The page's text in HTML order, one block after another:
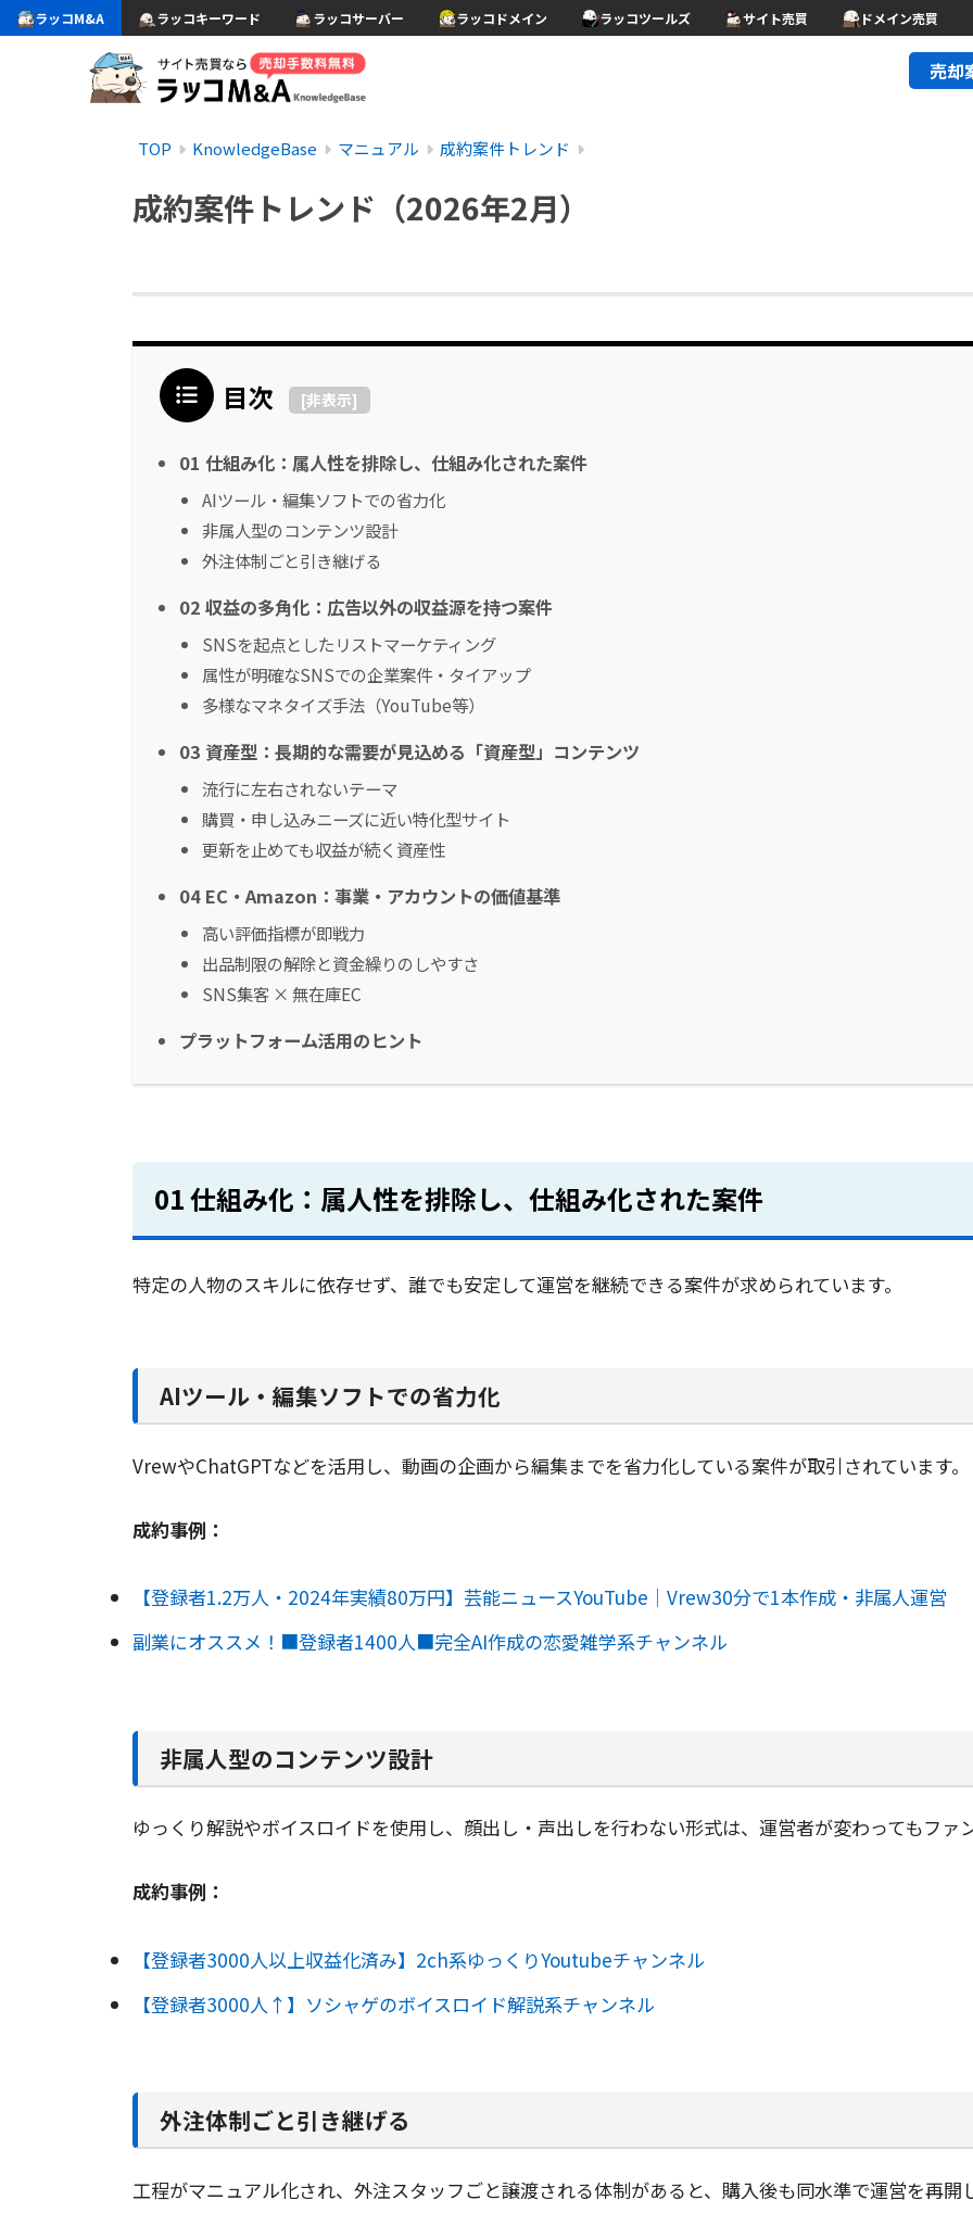
ラッコM&A ラッコキーワード ラッコサーバー ラッコドメイン ラッコツールズ サイト売買 ドメイン売買
売却
TOP KnowledgeBase マニュアル 成約案件トレンド
成約案件トレンド（2026年2月）
目次 [非表示]
01 仕組み化：属人性を排除し、仕組み化された案件
AIツール・編集ソフトでの省力化
非属人型のコンテンツ設計
外注体制ごと引き継げる
02 収益の多角化：広告以外の収益源を持つ案件
SNSを起点としたリストマーケティング
属性が明確なSNSでの企業案件・タイアップ
多様なマネタイズ手法（YouTube等）
03 資産型：長期的な需要が見込める「資産型」コンテンツ
流行に左右されないテーマ
購買・申し込みニーズに近い特化型サイト
更新を止めても収益が続く資産性
04 EC・Amazon：事業・アカウントの価値基準
高い評価指標が即戦力
出品制限の解除と資金繰りのしやすさ
SNS集客 × 無在庫EC
プラットフォーム活用のヒント
01 仕組み化：属人性を排除し、仕組み化された案件
特定の人物のスキルに依存せず、誰でも安定して運営を継続できる案件が求められています。
AIツール・編集ソフトでの省力化
VrewやChatGPTなどを活用し、動画の企画から編集までを省力化している案件が取引されています。
成約事例：
【登録者1.2万人・2024年実績80万円】芸能ニュースYouTube｜Vrew30分で1本作成・非属人運営
副業にオススメ！■登録者1400人■完全AI作成の恋愛雑学系チャンネル
非属人型のコンテンツ設計
ゆっくり解説やボイスロイドを使用し、顔出し・声出しを行わない形式は、運営者が変わってもファ
成約事例：
【登録者3000人以上収益化済み】2ch系ゆっくりYoutubeチャンネル
【登録者3000人↑】ソシャゲのボイスロイド解説系チャンネル
外注体制ごと引き継げる
工程がマニュアル化され、外注スタッフごと譲渡される体制があると、購入後も同水準で運営を再開